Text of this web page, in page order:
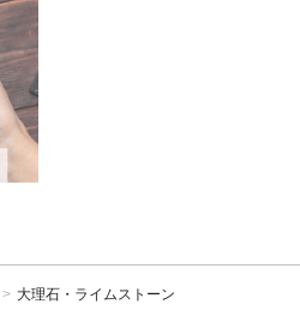
> 大理石・ライムストーン